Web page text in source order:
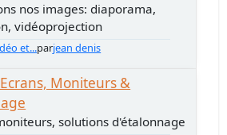
nos images: diaporama,
vidéoprojection
et...parjean denis
Moniteurs &
solutions d'étalonnage